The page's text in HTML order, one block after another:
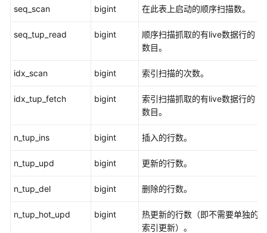
说
门
户
南
最
实
seq_scan bigint 在此表上启动的顺序扫描数。
seq_tup_read bigint
顺序扫描抓取的有live数据行的
数目。
idx_scan bigint 索引扫描的次数。
idx_tup_fetch bigint
索引扫描抓取的有live数据行的
数目。
n_tup_ins bigint 插入的行数。
n_tup_upd bigint 更新的行数。
n_tup_del bigint 删除的行数。
n_tup_hot_upd bigint
热更新的行数（即不需要单独的
索引更新）。